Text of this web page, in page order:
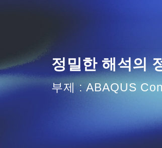
정밀한 해석의
부제 : ABAQUS